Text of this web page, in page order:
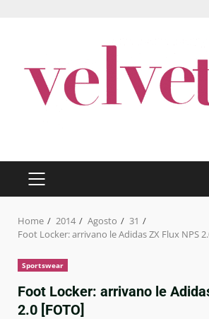
PRIMARY
MENU
Home 2014 Agosto
31
Foot Locker: arrivano le Adidas ZX Flux NPS
Sportswear
Foot Locker: arrivano le
2.0 [FOTO]